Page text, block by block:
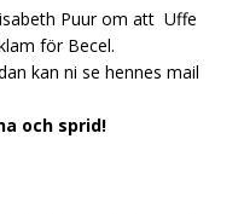
Puur om att Uffe
för Becel.
kan ni se hennes mail
och sprid!